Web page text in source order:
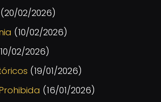
(20/02/2026)
(10/02/2026)
02/2026)
(19/01/2026)
(16/01/2026)